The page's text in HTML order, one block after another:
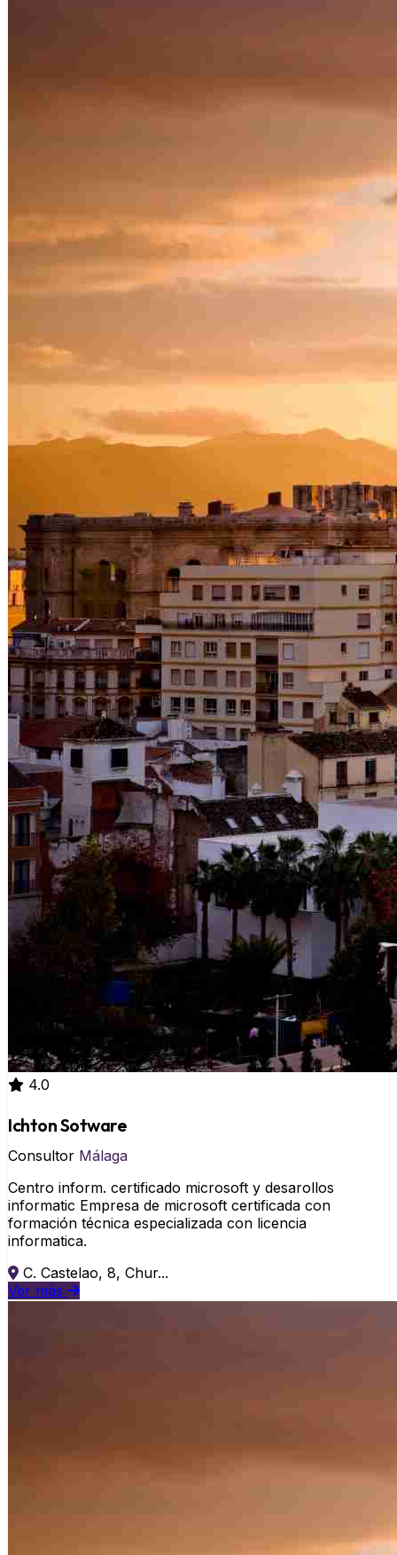
4.0
Ichton Sotware
Consultor Málaga
Centro inform. certificado microsoft y desarollos
informatic Empresa de microsoft certificada con
formación técnica especializada con licencia
informatica.
C. Castelao, 8, Chur...
Ver más